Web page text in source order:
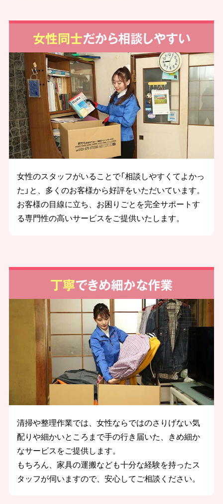
女性同士だから相談しやすい
女性のスタッフがいることで「相談しやすくてよかっ
た」と、多くのお客様から好評をいただいています。
お客様の目線に立ち、お困りごとを完全サポートす
る専門性の高いサービスをご提供いたします。
丁寧できめ細かな作業
清掃や整理作業では、女性ならではのさりげない気
配りや細かいところまで手の行き届いた、きめ細か
なサービスをご提供します。
もちろん、家具の運搬なども十分な経験を持ったス
タッフが伺いますので、安心してご相談ください。